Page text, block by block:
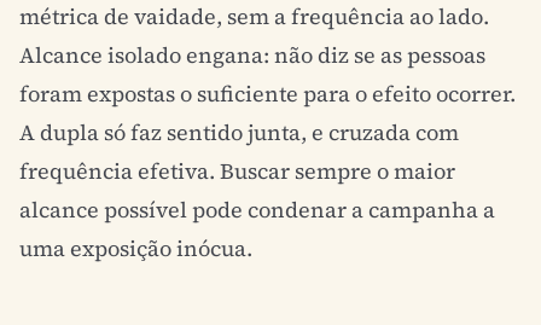
métrica de vaidade, sem a frequência ao lado.
Alcance isolado engana: não diz se as pessoas
foram expostas o suficiente para o efeito ocorrer.
A dupla só faz sentido junta, e cruzada com
frequência efetiva. Buscar sempre o maior
alcance possível pode condenar a campanha a
uma exposição inócua.